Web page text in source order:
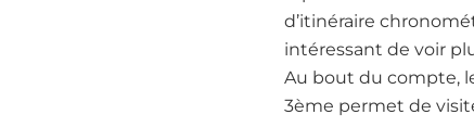
d’itinéraire
intéressant de voir
Au bout du compte,
3ème permet de